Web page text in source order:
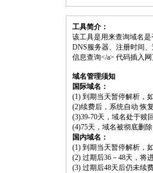
工具简介：
该工具是用来查询域名
DNS服务器、注册时间、
信息查询</a> 代码插入
域名管理须知
国际域名：
(1) 到期当天暂停解析，
(2)续费后，系统自动 恢
(3)39-70天，域名处于赎
(4)75天，域名被彻底删除
国内域名：
(1) 到期当天暂停解析，
(2) 过期后36－48天，将
(3) 过期后48天后仍未续